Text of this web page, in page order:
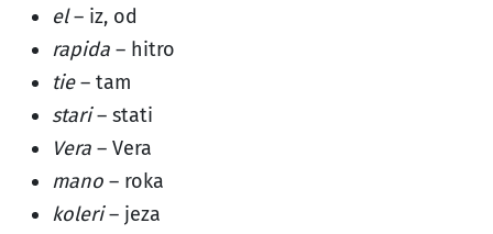
el– iz, od
rapida – hitro
tie– tam
stari– stati
Vera – Vera
mano – roka
koleri– jeza